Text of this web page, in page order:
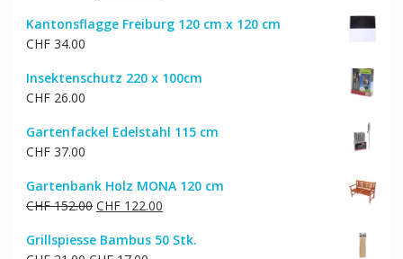
war:
ist:
Kantonsflagge Freiburg 120 cm x 120 cm
CHF34.00
Insektenschutz 220 x 100cm
CHF26.00
Gartenfackel Edelstahl 115 cm
CHF37.00
Gartenbank Holz MONA 120 cm
CHF152.00 Ursprünglicher
war:
CHF122.00Aktueller
ist:
Grillspiesse Bambus 50 Stk.